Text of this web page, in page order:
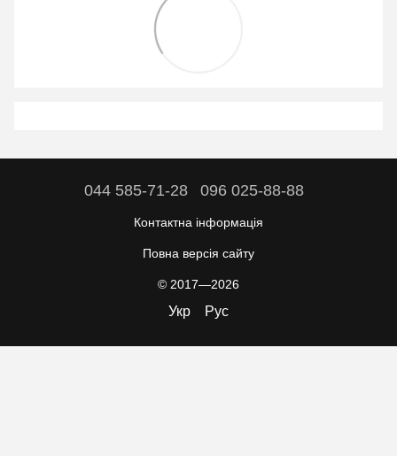
044 585-71-28 096 025-88-88
Контактна інформація
Повна версія сайту
© 2017—2026
Укр Рус